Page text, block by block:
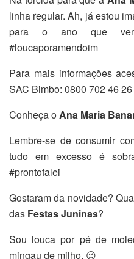
linha regular. Ah, já estou
para o ano que
#loucaporamendoim
Para mais informações
SAC Bimbo: 0800 702 46 26
Conheça oAna Maria
Lembre-se de consumir
tudo em excesso é
#prontofalei
Gostaram da novidade?
das Festas Juninas?
Sou louca por pé de
mingau de milho. 😉